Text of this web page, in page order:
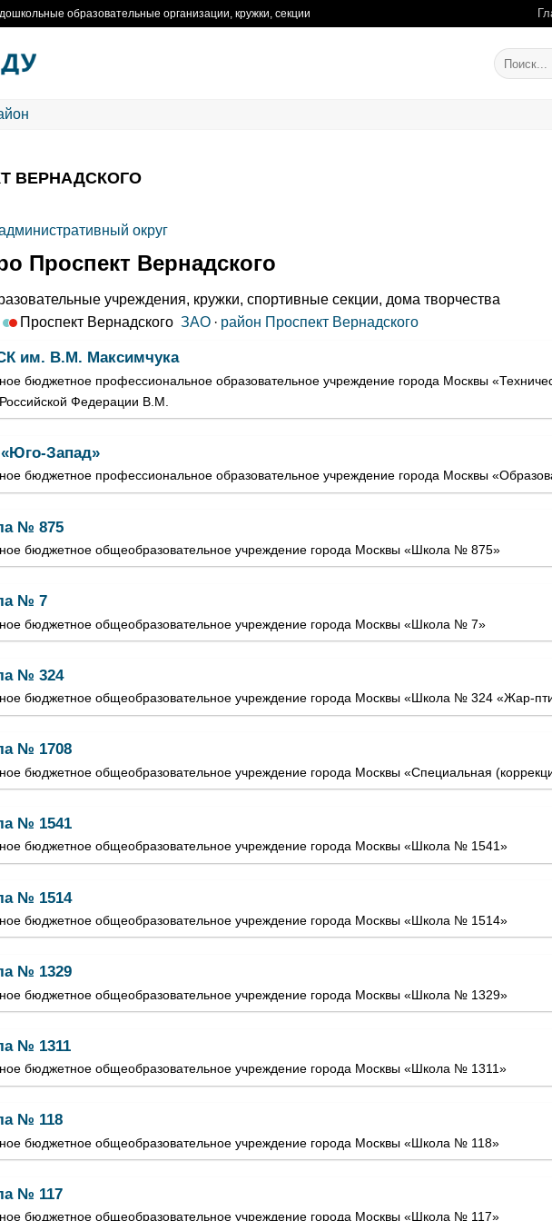
образовательные организации, кружки, секции
ВЕРНАДСКОГО
округ
Проспект Вернадского
учреждения, кружки, спортивные секции, дома творчества
Проспект Вернадского ЗАО· район Проспект Вернадского
им. В.М. Максимчука
бюджетное профессиональное образовательное учреждение города Москвы
Федерации В.М.
Запад»
бюджетное профессиональное образовательное учреждение города Москвы
№ 875
бюджетное общеобразовательное учреждение города Москвы «Школа № 875»
№ 7
бюджетное общеобразовательное учреждение города Москвы «Школа № 7»
№ 324
бюджетное общеобразовательное учреждение города Москвы «Школа № 324 «Жар-
№ 1708
бюджетное общеобразовательное учреждение города Москвы «Специальная
№ 1541
бюджетное общеобразовательное учреждение города Москвы «Школа № 1541»
№ 1514
бюджетное общеобразовательное учреждение города Москвы «Школа № 1514»
№ 1329
бюджетное общеобразовательное учреждение города Москвы «Школа № 1329»
№ 1311
бюджетное общеобразовательное учреждение города Москвы «Школа № 1311»
№ 118
бюджетное общеобразовательное учреждение города Москвы «Школа № 118»
№ 117
бюджетное общеобразовательное учреждение города Москвы «Школа № 117»